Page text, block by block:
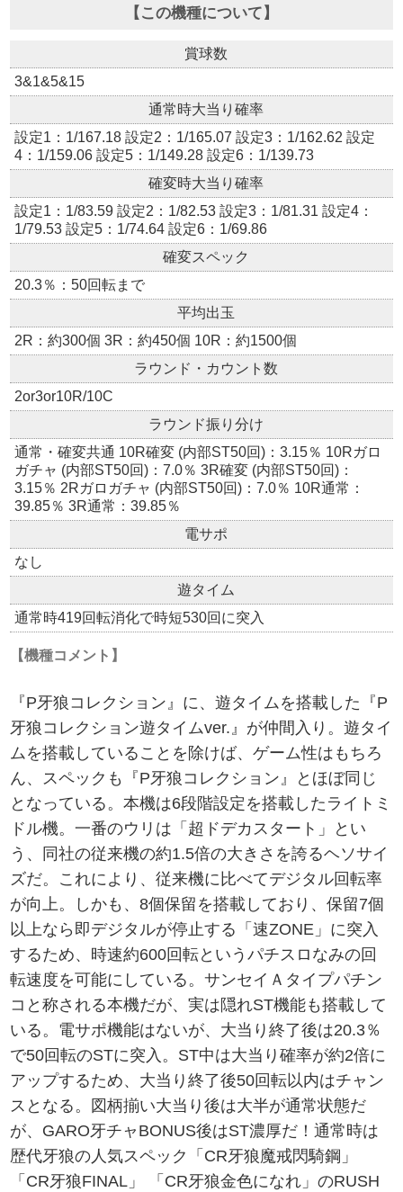
【この機種について】
賞球数
3&1&5&15
通常時大当り確率
設定1：1/167.18 設定2：1/165.07 設定3：1/162.62 設定
4：1/159.06 設定5：1/149.28 設定6：1/139.73
確変時大当り確率
設定1：1/83.59 設定2：1/82.53 設定3：1/81.31 設定4：
1/79.53 設定5：1/74.64 設定6：1/69.86
確変スペック
20.3％：50回転まで
平均出玉
2R：約300個 3R：約450個 10R：約1500個
ラウンド・カウント数
2or3or10R/10C
ラウンド振り分け
通常・確変共通 10R確変 (内部ST50回)：3.15％ 10Rガロ
ガチャ (内部ST50回)：7.0％ 3R確変 (内部ST50回)：
3.15％ 2Rガロガチャ (内部ST50回)：7.0％ 10R通常：
39.85％ 3R通常：39.85％
電サポ
なし
遊タイム
通常時419回転消化で時短530回に突入
【機種コメント】
『P牙狼コレクション』に、遊タイムを搭載した『P
牙狼コレクション遊タイムver.』が仲間入り。遊タイ
ムを搭載していることを除けば、ゲーム性はもちろ
ん、スペックも『P牙狼コレクション』とほぼ同じ
となっている。本機は6段階設定を搭載したライトミ
ドル機。一番のウリは「超ドデカスタート」とい
う、同社の従来機の約1.5倍の大きさを誇るヘソサイ
ズだ。これにより、従来機に比べてデジタル回転率
が向上。しかも、8個保留を搭載しており、保留7個
以上なら即デジタルが停止する「速ZONE」に突入
するため、時速約600回転というパチスロなみの回
転速度を可能にしている。サンセイＡタイプパチン
コと称される本機だが、実は隠れST機能も搭載して
いる。電サポ機能はないが、大当り終了後は20.3％
で50回転のSTに突入。ST中は大当り確率が約2倍に
アップするため、大当り終了後50回転以内はチャン
スとなる。図柄揃い大当り後は大半が通常状態だ
が、GARO牙チャBONUS後はST濃厚だ！通常時は
歴代牙狼の人気スペック「CR牙狼魔戒閃騎鋼」
「CR牙狼FINAL」 「CR牙狼金色になれ」のRUSH